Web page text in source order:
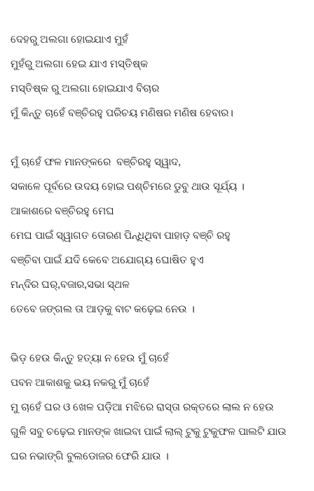
ଦେହରୁ ଅଲଗା ହୋଇଯାଏ ମୁହଁ
ମୁହଁରୁ ଅଲଗା ହେଇ ଯାଏ ମସ୍ତିଷ୍କ
ମସ୍ତିଷ୍କ ରୁ ଅଲଗା ହୋଇଯାଏ ବିଚାର
ମୁଁ କିନ୍ତୁ ଚାହେଁ ବଞ୍ଚିରହୁ ପରିଚୟ ମଣିଷର ମଣିଷ ହେବାର।
ମୁଁ ଚାହେଁ ଫଳ ମାନଙ୍କରେ ବଞ୍ଚିରହୁ ସ୍ୱାଦ,
ସକାଳେ ପୂର୍ବରେ ଉଦୟ ହୋଇ ପଶ୍ଚିମରେ ଡୁବୁ ଥାଉ ସୂର୍ଯ୍ୟ ।
ଆକାଶରେ ବଞ୍ଚିରହୁ ମେଘ
ମେଘ ପାଇଁ ସ୍ୱାଗତ ତୋରଣ ପିନ୍ଧିଥିବା ପାହାଡ଼ ବଞ୍ଚି ରହୁ
ବଞ୍ଚିବା ପାଇଁ ଯଦି କେବେ ଅଯୋଗ୍ୟ ଘୋଷିତ ହୁଏ
ମନ୍ଦିର ଘର୍,ବଜାର,ସଭା ସ୍ଥଳ
ତେବେ ଜଙ୍ଗଲ ତା ଆଡ଼କୁ ବାଟ କଢ଼େଇ ନେଉ ।
ଭିଡ଼ ହେଉ କିନ୍ତୁ ହତ୍ୟା ନ ହେଉ ମୁଁ ଚାହେଁ
ପବନ ଆକାଶକୁ ଭୟ ନକରୁ ମୁଁ ଚାହେଁ
ମୁ ଚାହେଁ ଘର ଓ ଖେଳ ପଡ଼ିଆ ମଝିରେ ରାସ୍ତା ରକ୍ତରେ ଲାଲ ନ ହେଉ
ଗୁଳି ସବୁ ଚଢ଼େଇ ମାନଙ୍କ ଖାଇବା ପାଇଁ ଲାଲ୍ ଟୁକୁ ଟୁକୁଫଳ ପାଲଟି ଯାଉ
ଘର ନଭାଙ୍ଗି ବୁଲଡୋଜର ଫେରି ଯାଉ ।